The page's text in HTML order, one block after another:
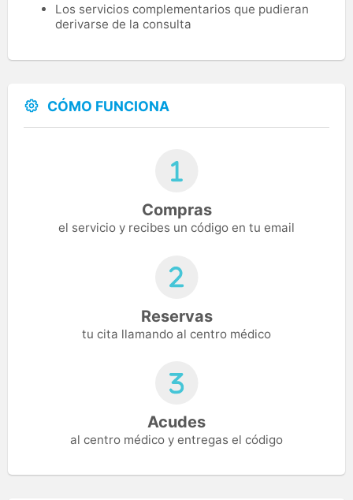
Los servicios complementarios que pudieran
derivarse de la consulta
CÓMO FUNCIONA
Compras
el servicio y recibes un código en tu email
Reservas
tu cita llamando al centro médico
Acudes
al centro médico y entregas el código